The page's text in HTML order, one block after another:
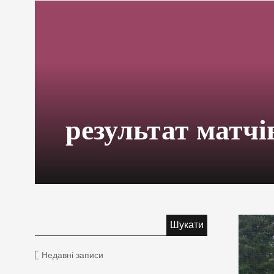
результат
Недавні записи